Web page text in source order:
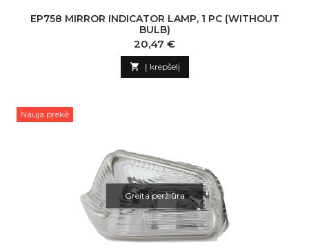
EP758 MIRROR INDICATOR LAMP, 1 PC (WITHOUT
BULB)
Kaina
20,47 €
 Į krepšelį
Nauja prekė
Greita peržiūra